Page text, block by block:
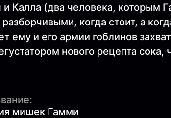
Калла (два человека, которым
когда стоит, а
ему и его армии гоблинов
нового рецепта сока,
мишек Гамми